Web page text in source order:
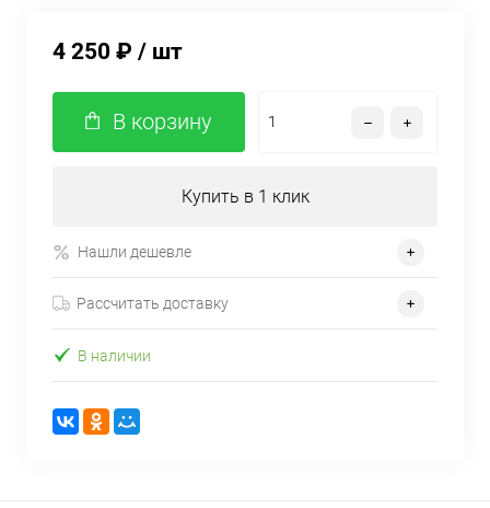
4 250 ₽ / шт
В корзину
Купить в 1 клик
Нашли дешевле
Рассчитать доставку
В наличии